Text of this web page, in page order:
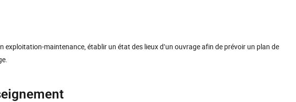
exploitation-maintenance, établir un état des lieux d’un ouvrage afin de prévoir un plan de